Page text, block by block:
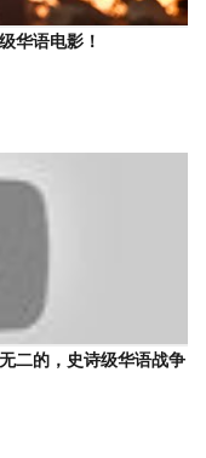
华语电影！
二的，史诗级华语战争